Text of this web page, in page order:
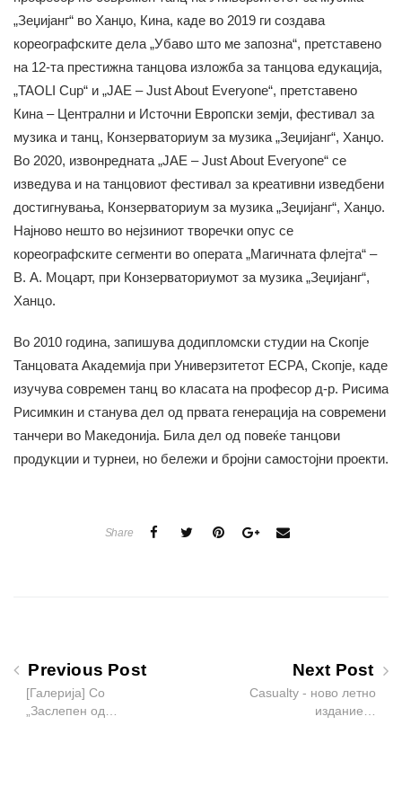
„Зеџијанг“ во Ханџо, Кина, каде во 2019 ги создава
кореографските дела „Убаво што ме запозна“, претставено
на 12-та престижна танцова изложба за танцова едукација,
„TAOLI Cup“ и „JAE – Just About Everyone“, претставено
Кина – Централни и Источни Европски земји, фестивал за
музика и танц, Конзерваториум за музика „Зеџијанг“, Ханџо.
Во 2020, извонредната „JAE – Just About Everyone“ се
изведува и на танцовиот фестивал за креативни изведбени
достигнувања, Конзерваториум за музика „Зеџијанг“, Ханџо.
Најново нешто во нејзиниот творечки опус се
кореографските сегменти во операта „Магичната флејта“ –
В. А. Моцарт, при Конзерваториумот за музика „Зеџијанг“,
Ханцо.
Во 2010 година, запишува додипломски студии на Скопје
Танцовата Академија при Универзитетот ЕСРА, Скопје, каде
изучува современ танц во класата на професор д-р. Рисима
Рисимкин и станува дел од првата генерација на современи
танчери во Македонија. Била дел од повеќе танцови
продукции и турнеи, но бележи и бројни самостојни проекти.
Share
Previous Post
[Галерија] Со
„Заслепен од…
Next Post
Casualty - ново летно
издание…